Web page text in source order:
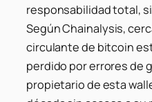
responsabilidad total,
Según Chainalysis,
circulante de bitcoin
perdido por errores de
propietario de esta